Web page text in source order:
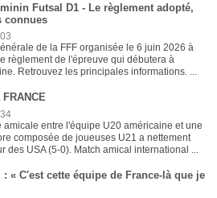
Futsal D1 - Le règlement adopté,
connues
de la FFF organisée le 6 juin 2026 à
règlement de l'épreuve qui débutera à
Retrouvez les principales informations. ...
amicale entre l'équipe U20 américaine et une
composée de joueuses U21 a nettement
des USA (5-0). Match amical international ...
: « C'est cette équipe de France-là que je